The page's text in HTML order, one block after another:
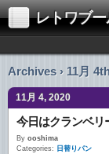
レトワブ
Archives › 11月
11月 4, 2020
今日はクランベ
By ooshima
Categories: 日替りパン